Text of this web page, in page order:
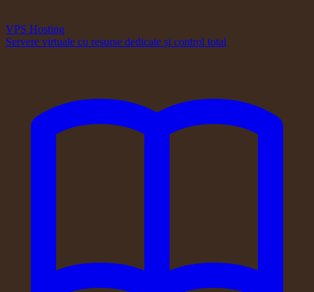
VPS Hosting
Servere virtuale cu resurse dedicate și control total